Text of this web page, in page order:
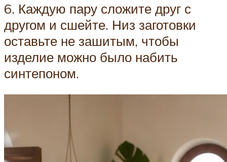
6. Каждую пару сложите друг с
другом и сшейте. Низ заготовки
оставьте не зашитым, чтобы
изделие можно было набить
синтепоном.